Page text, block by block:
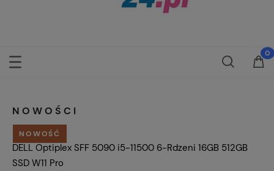
NOWOŚCI
DELL Optiplex SFF 5090 i5-11500 6-Rdzeni 16GB 512GB
SSD W11 Pro
NOWOŚĆ